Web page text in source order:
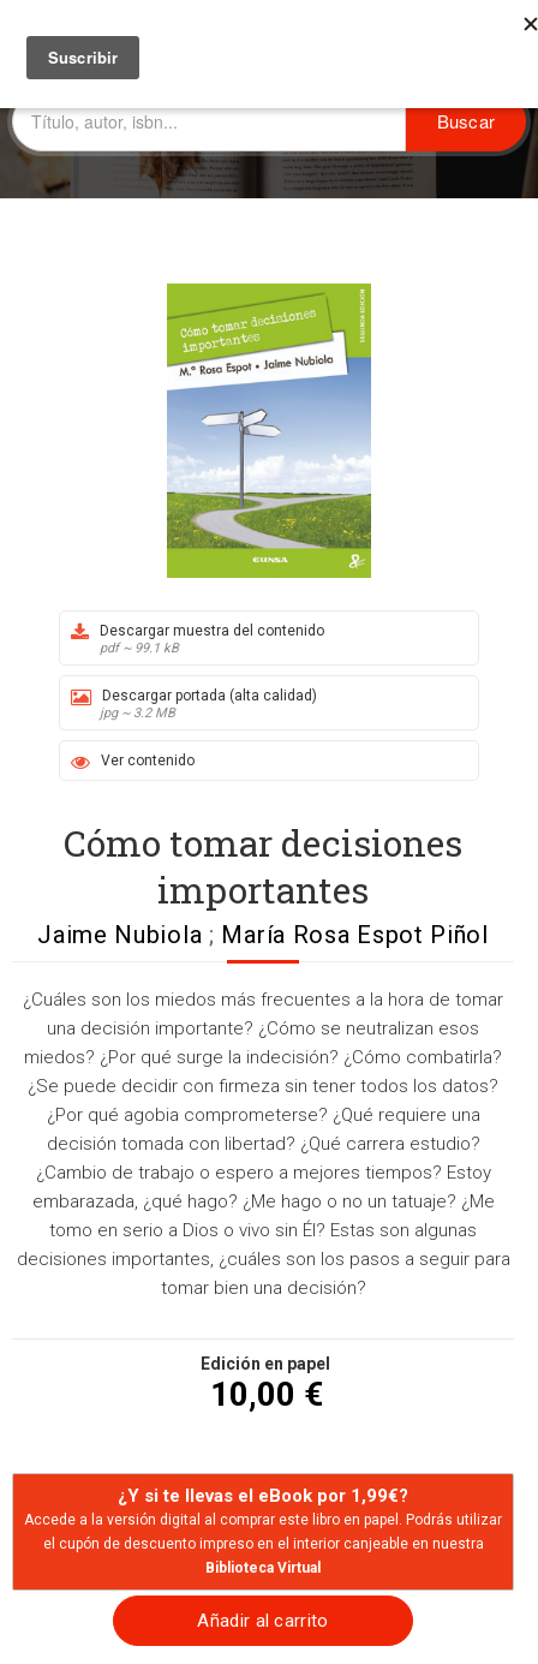
Descargar muestra del contenido
pdf ~ 99.1 kB
Descargar portada (alta calidad)
jpg ~ 3.2 MB
Ver contenido
Cómo tomar decisiones
importantes
Jaime Nubiola ; María Rosa Espot Piñol
¿Cuáles son los miedos más frecuentes a la hora de tomar
una decisión importante? ¿Cómo se neutralizan esos
miedos? ¿Por qué surge la indecisión? ¿Cómo combatirla?
¿Se puede decidir con firmeza sin tener todos los datos?
¿Por qué agobia comprometerse? ¿Qué requiere una
decisión tomada con libertad? ¿Qué carrera estudio?
¿Cambio de trabajo o espero a mejores tiempos? Estoy
embarazada, ¿qué hago? ¿Me hago o no un tatuaje? ¿Me
tomo en serio a Dios o vivo sin Él? Estas son algunas
decisiones importantes, ¿cuáles son los pasos a seguir para
tomar bien una decisión?
Edición en papel
10,00 €
¿Y si te llevas el eBook por 1,99€?
Accede a la versión digital al comprar este libro en papel. Podrás utilizar
el cupón de descuento impreso en el interior canjeable en nuestra
Biblioteca Virtual
Añadir al carrito